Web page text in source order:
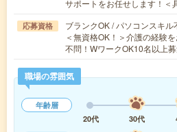
サポートをお任せします！
応募資格
ブランクOK / パソコンスキル
＜無資格OK！＞介護の経験
不問！WワークOK10名以上
職場の雰囲気
年齢層
20代
30代